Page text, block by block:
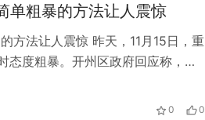
单粗暴的方法让人震惊
方法让人震惊 昨天，11月15日，重
态度粗暴。开州区政府回应称，网
责医疗保障、卫生健康等工作。开
0 0